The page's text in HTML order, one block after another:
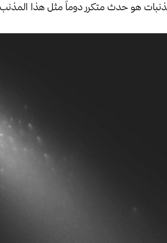
هو حدث متكرر دوماً مثل هذا المذنب